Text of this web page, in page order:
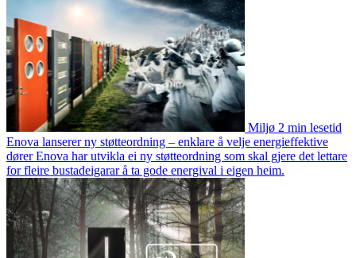
Miljø 2 min lesetid
Enova lanserer ny støtteordning – enklare å velje energieffektive
dørerEnova har utvikla ei ny støtteordning som skal gjere det lettare
for fleire bustadeigarar å ta gode energival i eigen heim.